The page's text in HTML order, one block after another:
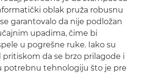
oblak pruža robusnu
garantovalo da nije podložan
upadima, čime bi
u pogrešne ruke. Iako su
da se brzo prilagode i
potrebnu tehnologiju što je pre